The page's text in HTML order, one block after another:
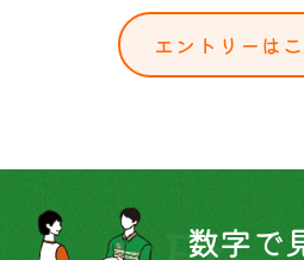
エン ト リ ー は こ
数字で